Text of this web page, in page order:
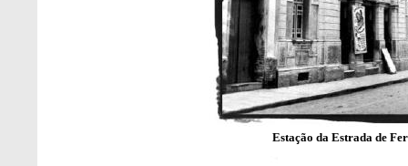
Estação da Estrada de